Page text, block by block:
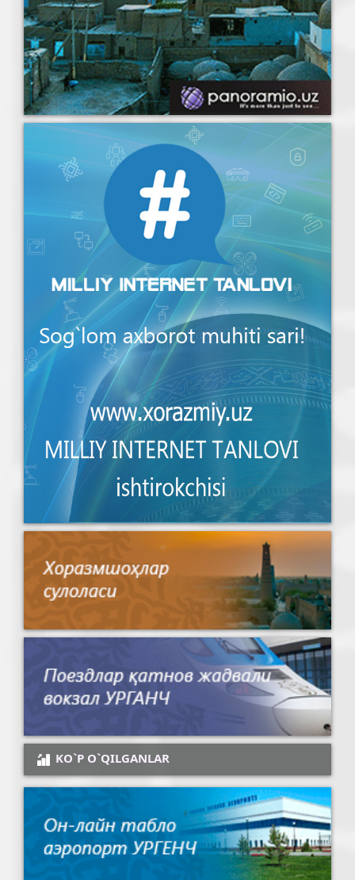
KO`P O`QILGANLAR